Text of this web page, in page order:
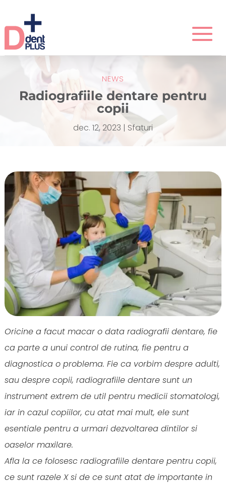
NEWS
Radiografiile dentare pentru
copii
dec. 12, 2023 | Sfaturi
Oricine a facut macar o data radiografii dentare, fie
ca parte a unui control de rutina, fie pentru a
diagnostica o problema. Fie ca vorbim despre adulti,
sau despre copii, radiografiile dentare sunt un
instrument extrem de util pentru medicii stomatologi,
iar in cazul copiilor, cu atat mai mult, ele sunt
esentiale pentru a urmari dezvoltarea dintilor si
oaselor maxilare.
Afla la ce folosesc radiografiile dentare pentru copii,
ce sunt razele X si de ce sunt atat de importante in